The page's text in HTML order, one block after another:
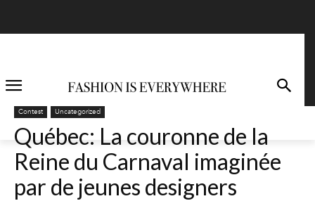
Contest Uncategorized
Québec: La couronne de la
Reine du Carnaval imaginée
par de jeunes designers